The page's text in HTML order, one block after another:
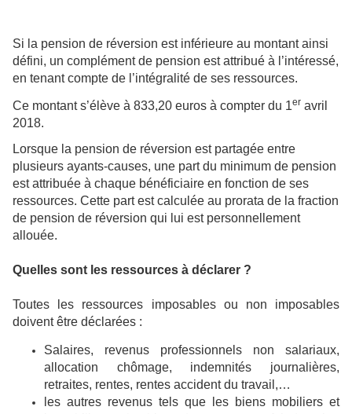
Si la pension de réversion est inférieure au montant ainsi
défini, un complément de pension est attribué à l’intéressé,
en tenant compte de l’intégralité de ses ressources.
Ce montant s’élève à 833,20 euros à compter du 1er avril
2018.
Lorsque la pension de réversion est partagée entre
plusieurs ayants-causes, une part du minimum de pension
est attribuée à chaque bénéficiaire en fonction de ses
ressources. Cette part est calculée au prorata de la fraction
de pension de réversion qui lui est personnellement
allouée.
Quelles sont les ressources à déclarer ?
Toutes les ressources imposables ou non imposables
doivent être déclarées :
Salaires, revenus professionnels non salariaux,
allocation chômage, indemnités journalières,
retraites, rentes, rentes accident du travail,…
les autres revenus tels que les biens mobiliers et